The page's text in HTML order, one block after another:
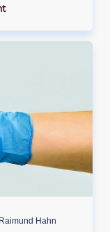
Raimund Hahn